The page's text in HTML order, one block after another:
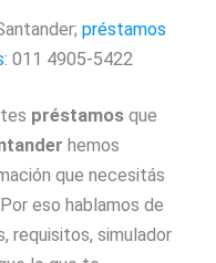
préstamos
: 011 4905-5422
préstamosque
hemos
que necesitás
eso hablamos de
requisitos, simulador